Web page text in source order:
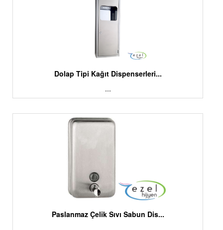
Dolap Tipi Kağıt Dispenserleri...
...
Paslanmaz Çelik Sıvı Sabun Dis...